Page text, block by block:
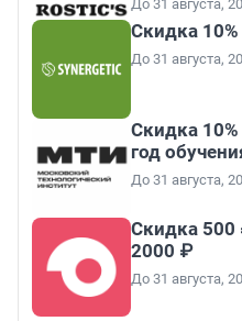
До 31 августа,
Скидка
До 31 августа,
Скидка
год
До 31 августа,
Скидка 500
2000 ₽
До 31 августа,